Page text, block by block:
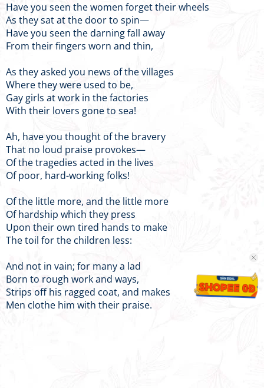
Have you seen the women forget their wheels
As they sat at the door to spin—
Have you seen the darning fall away
From their fingers worn and thin,
As they asked you news of the villages
Where they were used to be,
Gay girls at work in the factories
With their lovers gone to sea!
Ah, have you thought of the bravery
That no loud praise provokes—
Of the tragedies acted in the lives
Of poor, hard-working folks!
Of the little more, and the little more
Of hardship which they press
Upon their own tired hands to make
The toil for the children less:
And not in vain; for many a lad
Born to rough work and ways,
Strips off his ragged coat, and makes
Men clothe him with their praise.